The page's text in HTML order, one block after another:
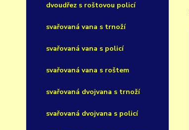
dvoudřez s roštovou policí
svařovaná vana s trnoží
svařovaná vana s policí
svařovaná vana s roštem
svařovaná dvojvana s trnoží
svařovaná dvojvana s policí